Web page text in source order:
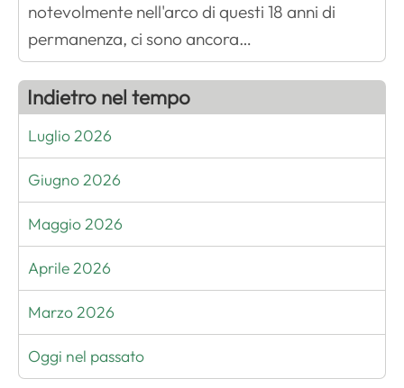
notevolmente nell'arco di questi 18 anni di
permanenza, ci sono ancora…
Indietro nel tempo
Luglio 2026
Giugno 2026
Maggio 2026
Aprile 2026
Marzo 2026
Oggi nel passato